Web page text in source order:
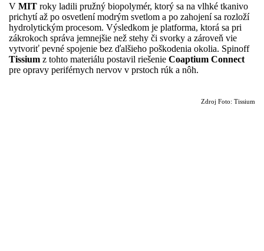
V MIT roky ladili pružný biopolymér, ktorý sa na vlhké tkanivo
prichytí až po osvetlení modrým svetlom a po zahojení sa rozloží
hydrolytickým procesom. Výsledkom je platforma, ktorá sa pri
zákrokoch správa jemnejšie než stehy či svorky a zároveň vie
vytvoriť pevné spojenie bez ďalšieho poškodenia okolia. Spinoff
Tissium z tohto materiálu postavil riešenie Coaptium Connect
pre opravy periférnych nervov v prstoch rúk a nôh.
Zdroj Foto: Tissium